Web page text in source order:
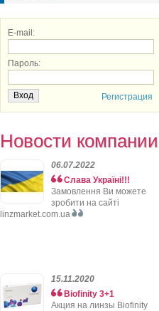
E-mail:
Пароль:
Регистрация
Новости компании
06.07.2022
Слава Україні!!!
Замовлення Ви можете
зробити на сайті
linzmarket.com.ua
15.11.2020
Biofinity 3+1
Акция на линзы Biofinity